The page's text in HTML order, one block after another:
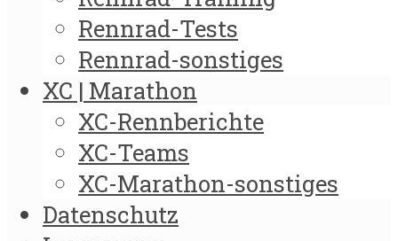
Rennrad-Tests
Rennrad-sonstiges
XC | Marathon
XC-Rennberichte
XC-Teams
XC-Marathon-sonstiges
Datenschutz